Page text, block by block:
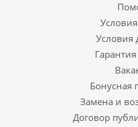
Условия
Бонусная
Замена и
Договор